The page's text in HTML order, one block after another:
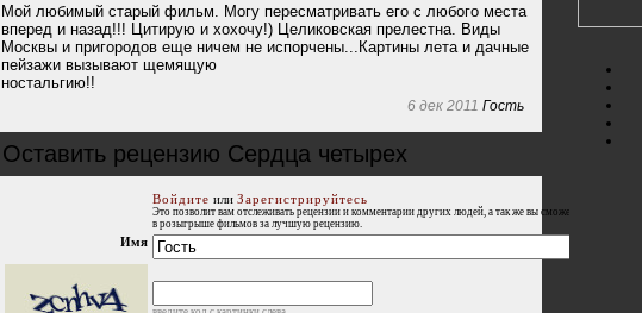
Мой любимый старый фильм. Могу пересматривать его с любого места
вперед и назад!!! Цитирую и хохочу!) Целиковская прелестна. Виды
Москвы и пригородов еще ничем не испорчены...Картины лета и дачные
пейзажи вызывают щемящую
ностальгию!!
6 дек 2011 Гость
Оставить рецензию Сердца четырех
Войдите или Зарегистрируйтесь
Это позволит вам отслеживать рецензии и комментарии других людей, а так же вы сможете участвовать
в розыгрыше фильмов за лучшую рецензию.
Имя